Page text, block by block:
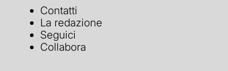
Contatti
La redazione
Seguici
Collabora